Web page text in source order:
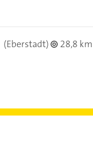
(Eberstadt)
28,8 km